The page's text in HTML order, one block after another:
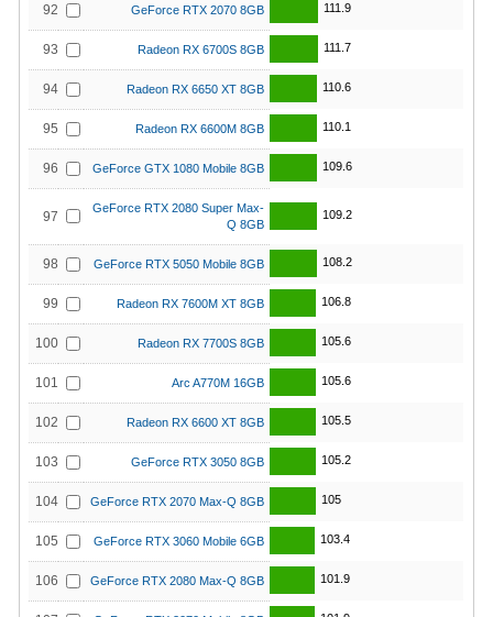
92 GeForce RTX 2070 8GB 111.9
93 Radeon RX 6700S 8GB 111.7
94 Radeon RX 6650 XT 8GB 110.6
95 Radeon RX 6600M 8GB 110.1
96 GeForce GTX 1080 Mobile 8GB 109.6
97
GeForce RTX 2080 Super Max-
Q 8GB
109.2
98 GeForce RTX 5050 Mobile 8GB 108.2
99 Radeon RX 7600M XT 8GB 106.8
100 Radeon RX 7700S 8GB 105.6
101 Arc A770M 16GB 105.6
102 Radeon RX 6600 XT 8GB 105.5
103 GeForce RTX 3050 8GB 105.2
104 GeForce RTX 2070 Max-Q 8GB 105
105 GeForce RTX 3060 Mobile 6GB 103.4
106 GeForce RTX 2080 Max-Q 8GB 101.9